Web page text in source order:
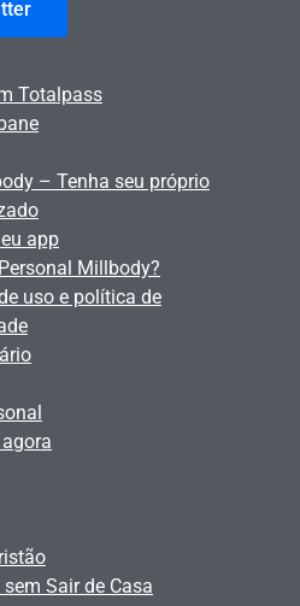
Totalpass
– Tenha seu próprio
app
Millbody?
uso e política de
Sair de Casa